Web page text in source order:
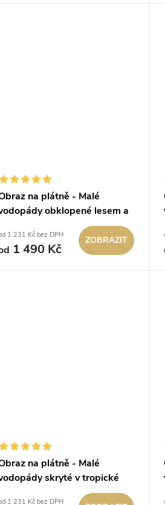
na plátně - Malé
obklopené lesem a
1 231 Kč bez DPH
1 490 Kč
ZOBRAZIT
na plátně - Malé
skryté v tropické
1 231 Kč bez DPH